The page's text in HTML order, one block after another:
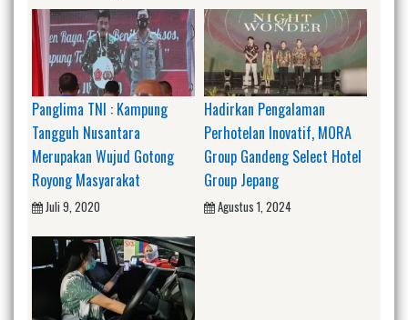
Panglima TNI : Kampung
Tangguh Nusantara
Merupakan Wujud Gotong
Royong Masyarakat
Juli 9, 2020
Hadirkan Pengalaman
Perhotelan Inovatif, MORA
Group Gandeng Select Hotel
Group Jepang
Agustus 1, 2024